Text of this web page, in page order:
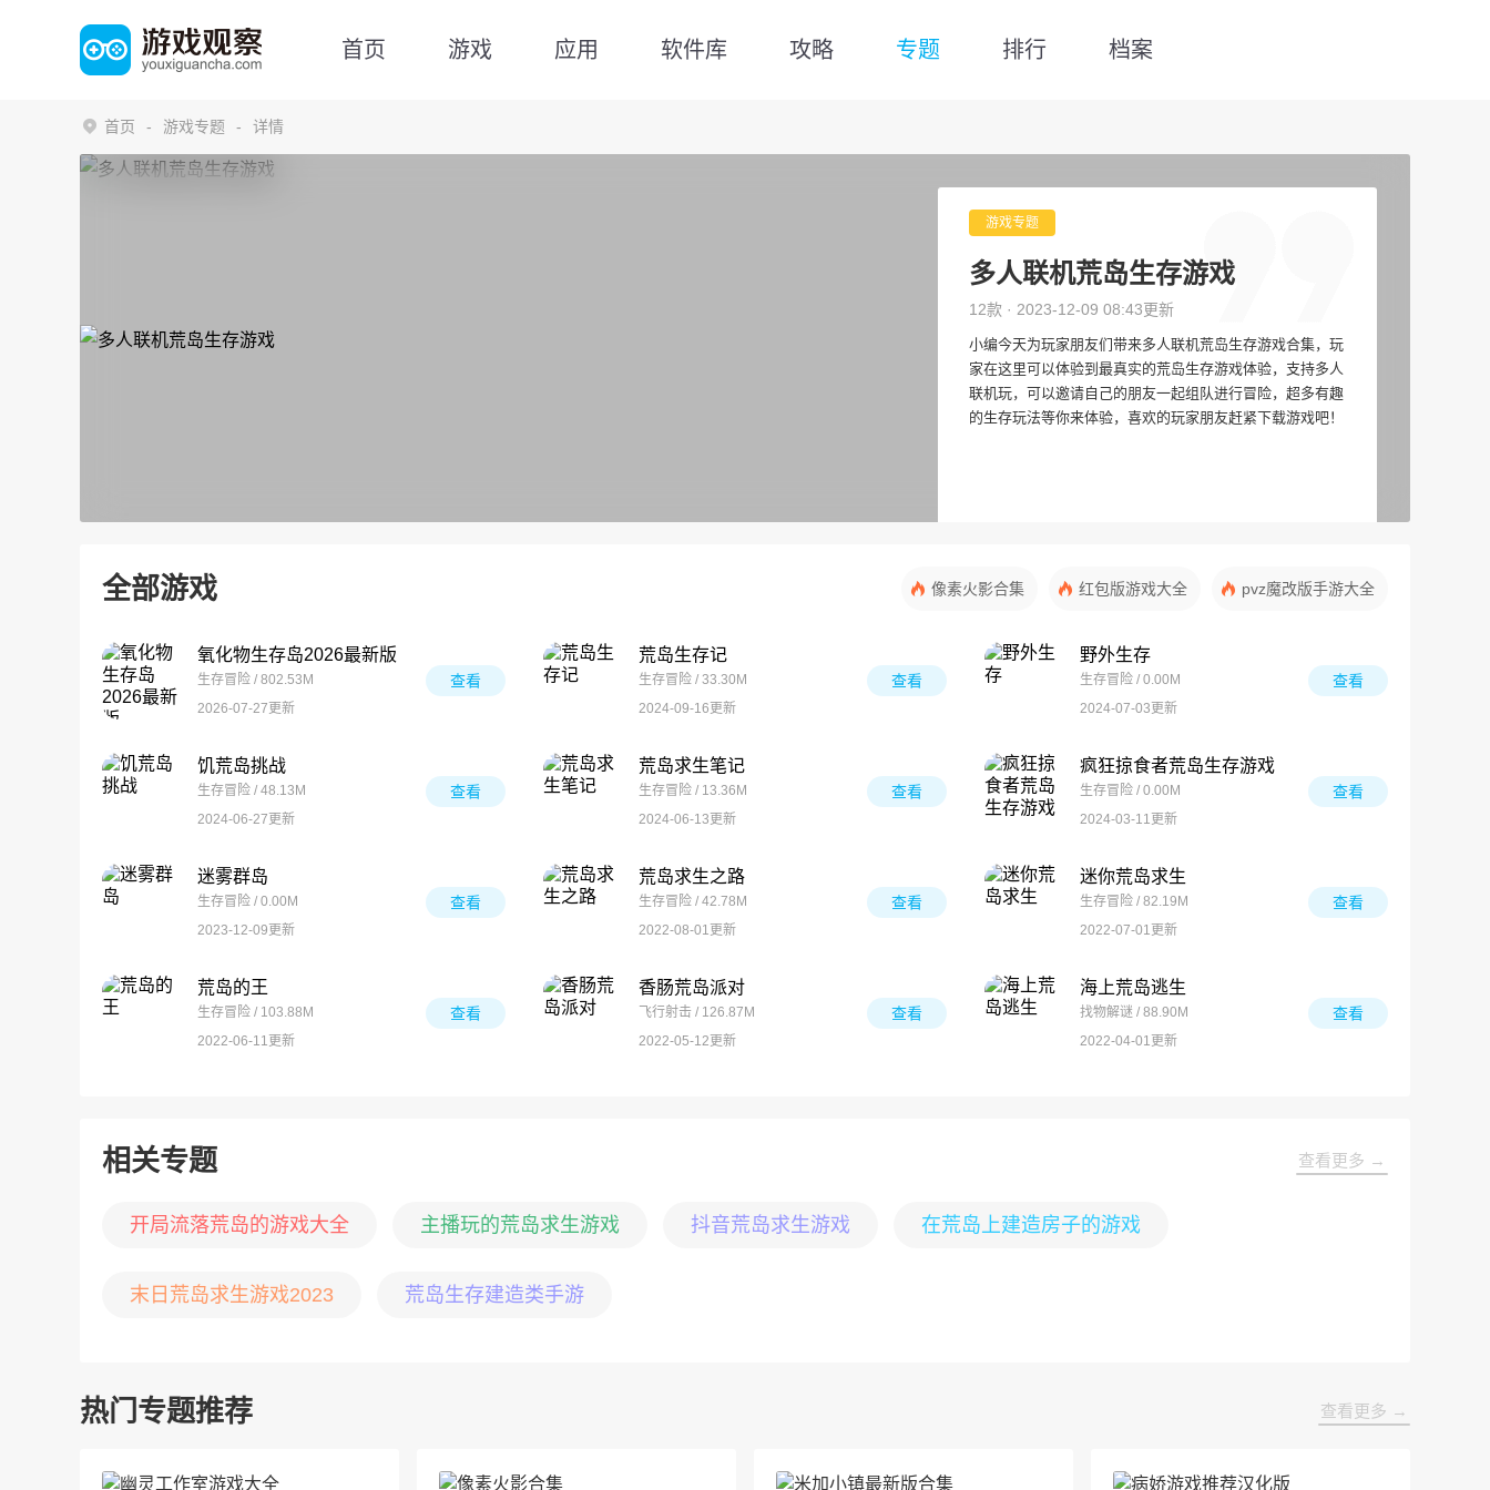
首页 游戏 应用 软件库 攻略 专题 排行 档案
首页 游戏专题 详情
游戏专题
多人联机荒岛生存游戏
12款 · 2023-12-09 08:43更新
小编今天为玩家朋友们带来多人联机荒岛生存游戏合集，玩
家在这里可以体验到最真实的荒岛生存游戏体验，支持多人
联机玩，可以邀请自己的朋友一起组队进行冒险，超多有趣
的生存玩法等你来体验，喜欢的玩家朋友赶紧下载游戏吧！
全部游戏 像素火影合集 红包版游戏大全 pvz魔改版手游大全
氧化物生存岛2026最新版
生存冒险 / 802.53M
2026-07-27更新
查看
荒岛生存记
生存冒险 / 33.30M
2024-09-16更新
查看
野外生存
生存冒险 / 0.00M
2024-07-03更新
查看
饥荒岛挑战
生存冒险 / 48.13M
2024-06-27更新
查看
荒岛求生笔记
生存冒险 / 13.36M
2024-06-13更新
查看
疯狂掠食者荒岛生存游戏
生存冒险 / 0.00M
2024-03-11更新
查看
迷雾群岛
生存冒险 / 0.00M
2023-12-09更新
查看
荒岛求生之路
生存冒险 / 42.78M
2022-08-01更新
查看
迷你荒岛求生
生存冒险 / 82.19M
2022-07-01更新
查看
荒岛的王
生存冒险 / 103.88M
2022-06-11更新
查看
香肠荒岛派对
飞行射击 / 126.87M
2022-05-12更新
查看
海上荒岛逃生
找物解谜 / 88.90M
2022-04-01更新
查看
相关专题 查看更多 →
开局流落荒岛的游戏大全 主播玩的荒岛求生游戏 抖音荒岛求生游戏 在荒岛上建造房子的游戏
末日荒岛求生游戏2023 荒岛生存建造类手游
热门专题推荐 查看更多 →